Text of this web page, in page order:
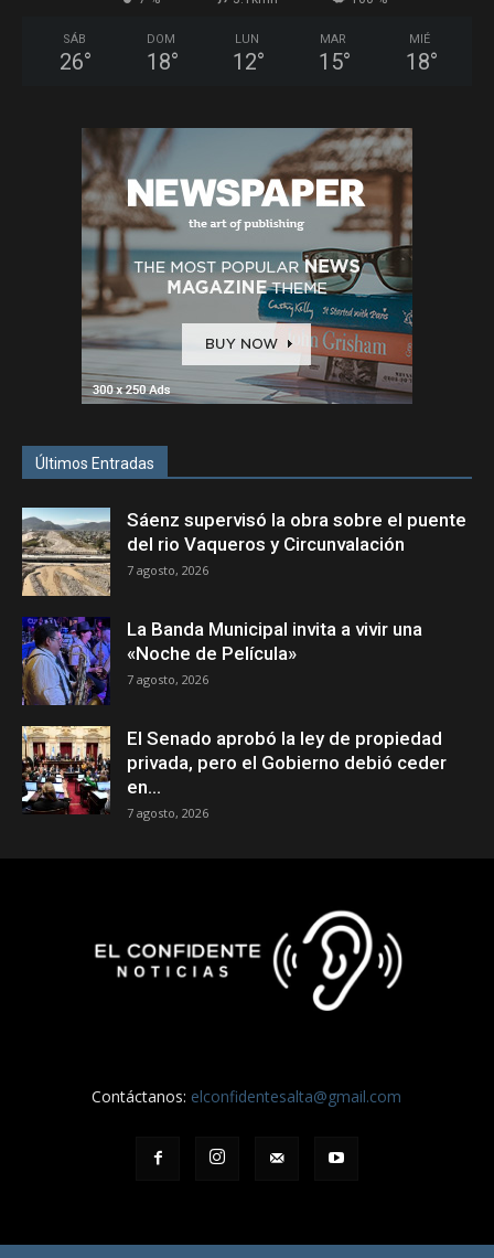
SÁB
26°
DOM
18°
LUN
12°
MAR
15°
MIÉ
18°
Últimos Entradas
Sáenz supervisó la obra sobre el puente
del rio Vaqueros y Circunvalación
7 agosto, 2026
La Banda Municipal invita a vivir una
«Noche de Película»
7 agosto, 2026
El Senado aprobó la ley de propiedad
privada, pero el Gobierno debió ceder
en...
7 agosto, 2026
Contáctanos: elconfidentesalta@gmail.com